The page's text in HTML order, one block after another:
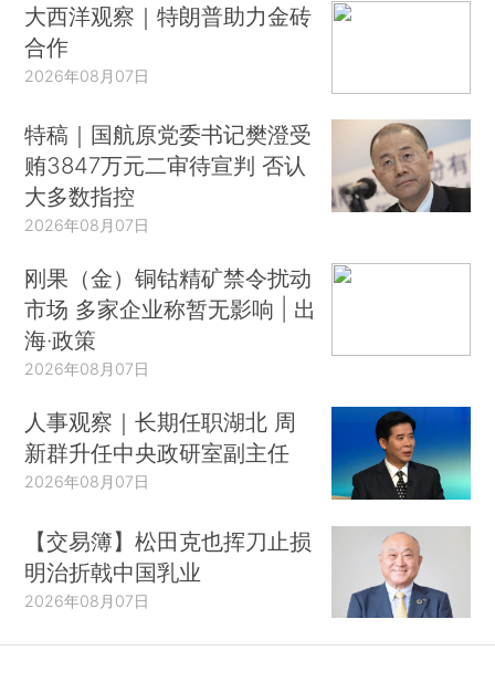
大西洋观察｜特朗普助力金砖
合作
2026年08月07日
特稿｜国航原党委书记樊澄受
贿3847万元二审待宣判 否认
大多数指控
2026年08月07日
刚果（金）铜钴精矿禁令扰动
市场 多家企业称暂无影响 | 出
海·政策
2026年08月07日
人事观察｜长期任职湖北 周
新群升任中央政研室副主任
2026年08月07日
【交易簿】松田克也挥刀止损
明治折戟中国乳业
2026年08月07日